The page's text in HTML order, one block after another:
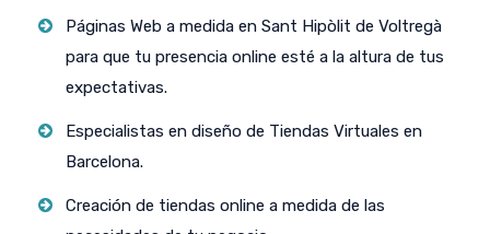
Páginas Web a medida en Sant Hipòlit de Voltregà
para que tu presencia online esté a la altura de tus
expectativas.
Especialistas en diseño de Tiendas Virtuales en
Barcelona.
Creación de tiendas online a medida de las